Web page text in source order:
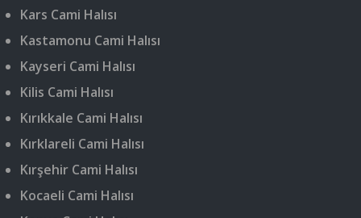
Kars Cami Halısı
Kastamonu Cami Halısı
Kayseri Cami Halısı
Kilis Cami Halısı
Kırıkkale Cami Halısı
Kırklareli Cami Halısı
Kırşehir Cami Halısı
Kocaeli Cami Halısı